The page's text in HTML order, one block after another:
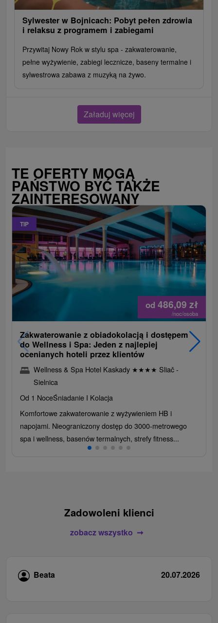
Sylwester w Bojnicach: Pobyt pełen zdrowia
i relaksu z programem i zabiegami
Przywitaj Nowy Rok w stylu spa - zakwaterowanie,
pełne wyżywienie, zabiegi lecznicze, baseny termalne i
sylwestrowa zabawa z muzyką na żywo.
Załaduj więcej
TE OFERTY MOGĄ
PAŃSTWO BYĆ TAKŻE
ZAINTERESOWANY
TIP
od 486,09 zł
/noc/osoba
Zakwaterowanie z obiadokolacją i dostępem
do Wellness i Spa: Jeden z najlepiej
ocenianych hoteli przez klientów
Wellness & Spa Hotel Kaskady ★★★★ Sliač -
Sielnica
Od 1 NoceŚniadanie I Kolacja
Komfortowe zakwaterowanie z wyżywieniem HB i
napojami. Nieograniczony dostęp do 3000-metrowego
spa i wellness, basenów termalnych, strefy fitness...
Zadowoleni klienci
zobacz wszystko
Beata 20.07.2026